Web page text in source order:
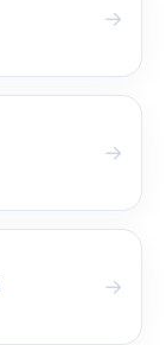
→
→
→